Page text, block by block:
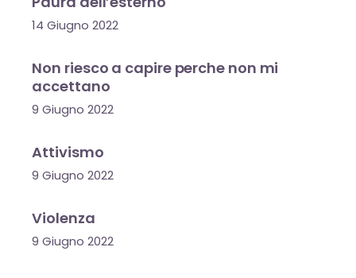
14 Giugno 2022
Non riesco a capire perche non mi
accettano
9 Giugno 2022
Attivismo
9 Giugno 2022
Violenza
9 Giugno 2022